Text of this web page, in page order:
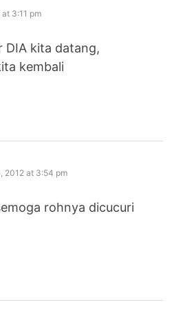
3:11 pm
kita datang,
kembali
2012 at 3:54 pm
rohnya dicucuri